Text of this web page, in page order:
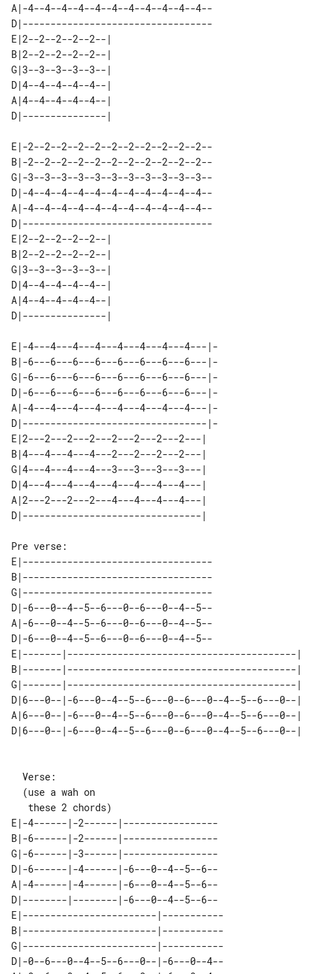
A|-4--4--4--4--4--4--4--4--4--4--4--
D|----------------------------------
E|2--2--2--2--2--|
B|2--2--2--2--2--|
G|3--3--3--3--3--|
D|4--4--4--4--4--|
A|4--4--4--4--4--|
E|-2--2--2--2--2--2--2--2--2--2--2--
B|-2--2--2--2--2--2--2--2--2--2--2--
G|-3--3--3--3--3--3--3--3--3--3--3--
D|-4--4--4--4--4--4--4--4--4--4--4--
A|-4--4--4--4--4--4--4--4--4--4--4--
D|----------------------------------
E|2--2--2--2--2--|
B|2--2--2--2--2--|
G|3--3--3--3--3--|
D|4--4--4--4--4--|
A|4--4--4--4--4--|
E|-4---4---4---4---4---4---4---4---|-
B|-6---6---6---6---6---6---6---6---|-
G|-6---6---6---6---6---6---6---6---|-
D|-6---6---6---6---6---6---6---6---|-
A|-4---4---4---4---4---4---4---4---|-
D|---------------------------------|-
E|2---2---2---2---2---2---2---2---|
B|4---4---4---4---2---2---2---2---|
G|4---4---4---4---3---3---3---3---|
D|4---4---4---4---4---4---4---4---|
A|2---2---2---2---4---4---4---4---|
Pre verse:
E|----------------------------------
B|----------------------------------
G|----------------------------------
D|-6---0--4--5--6---0--6---0--4--5--
A|-6---0--4--5--6---0--6---0--4--5--
D|-6---0--4--5--6---0--6---0--4--5--
E|-------|-----------------------------------------|
B|-------|-----------------------------------------|
G|-------|-----------------------------------------|
D|6---0--|-6---0--4--5--6---0--6---0--4--5--6---0--|
A|6---0--|-6---0--4--5--6---0--6---0--4--5--6---0--|
E|-4------|-2------|-----------------
B|-6------|-2------|-----------------
G|-6------|-3------|-----------------
D|-6------|-4------|-6---0--4--5--6--
A|-4------|-4------|-6---0--4--5--6--
D|--------|--------|-6---0--4--5--6--
E|------------------------|-----------
B|------------------------|-----------
G|------------------------|-----------
D|-0--6---0--4--5--6---0--|-6---0--4--